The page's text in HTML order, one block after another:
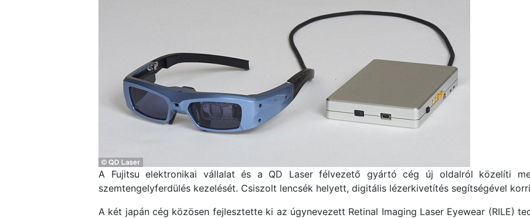
A Fujitsu elektronikai vállalat és a QD Laser félvezető gyártó cég új oldalról közelíti
szemtengelyferdülés kezelését. Csiszolt lencsék helyett, digitális lézerkivetítés segítségével
A két japán cég közösen fejlesztette ki az úgynevezett Retinal Imaging Laser Eyewear (RILE)